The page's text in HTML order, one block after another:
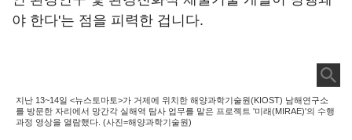
야 한다'는 점을 피력한 겁니다.
지난 13~14일 <뉴스토마토>가 거제에 위치한 해양과학기술원(KIOST) 남해연구소
를 방문한 자리에서 망간각 실해역 탐사 업무를 맡은 프로젝트 '미래(MIRAE)'의 수행
과정 영상을 열람했다. (사진=해양과학기술원)